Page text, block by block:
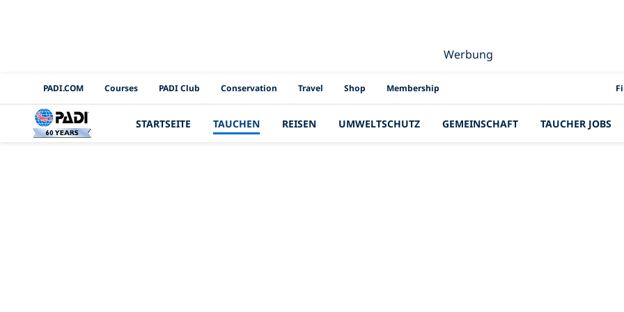
Werbung
PADI Channels
PADI.COM Courses PADI Club Conservation Travel Shop Membership
STARTSEITE TAUCHEN REISEN UMWELTSCHUTZ GEMEINSCHAFT TAUCHER JOBS